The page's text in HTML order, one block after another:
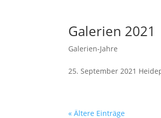
Galerien 2021
Galerien-Jahre
25. September 2021
« Ältere Einträge